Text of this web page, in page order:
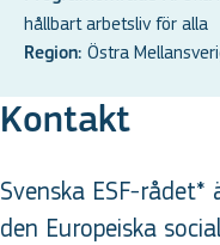
hållbart arbetsliv för alla
Region: Östra
Kontakt
Svenska ESF-
den Europeiska